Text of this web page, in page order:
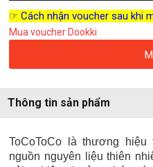
☞ Cách nhận voucher sau khi
Mua voucher Dookki
Thông tin sản phẩm
ToCoToCo là thương
nguồn nguyên liệu thiên